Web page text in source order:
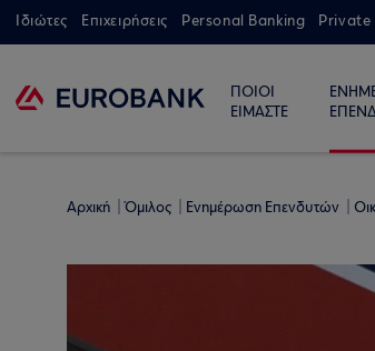
Ιδιώτες Επιχειρήσεις Personal Banking Private
ΠΟΙΟΙ
ΕΙΜΑΣΤΕ
Αρχική Όμιλος Ενημέρωση Επενδυτών